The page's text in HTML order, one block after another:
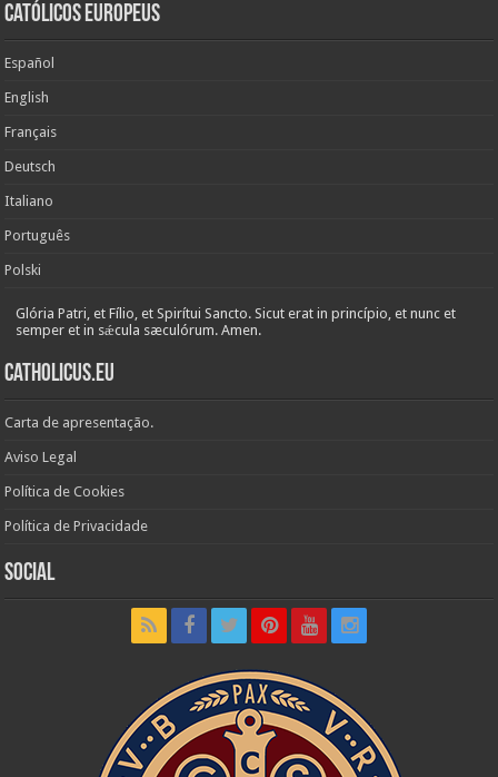
Católicos Europeus
Español
English
Français
Deutsch
Italiano
Português
Polski
Glória Patri, et Fílio, et Spirítui Sancto. Sicut erat in princípio, et nunc et
semper et in sǽcula sæculórum. Amen.
Catholicus.eu
Carta de apresentação.
Aviso Legal
Política de Cookies
Política de Privacidade
Social